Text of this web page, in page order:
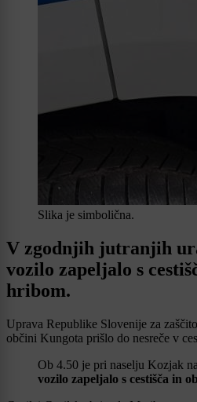
Slika je simbolična.
V zgodnjih jutranjih
vozilo zapeljalo s
hribom.
Uprava Republike Slovenije za
občini Kungota prišlo do nesreče v
Ob 4.50 je pri naselju Kozjak
vozilo zapeljalo s cestišča in